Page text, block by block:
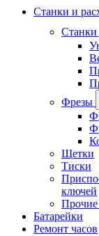
Станки и
Станки
Фрезы
Щетки
Тиски
ключей
Батарейки
Ремонт часов